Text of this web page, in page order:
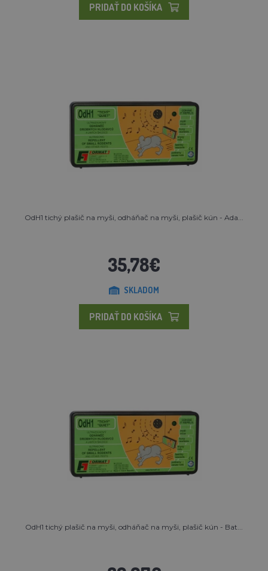
PRIDAŤ DO KOŠÍKA
OdH1 tichý plašič na myši, odháňač na myši, plašič kún - Ada...
35,78€
SKLADOM
PRIDAŤ DO KOŠÍKA
OdH1 tichý plašič na myši, odháňač na myši, plašič kún - Bat...